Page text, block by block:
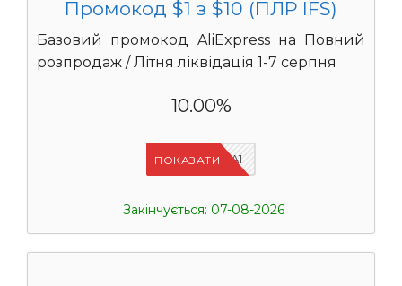
Промокод $1 з $10 (ПЛР IFS)
Базовий промокод AliExpress на Повний
розпродаж / Літня ліквідація 1-7 серпня
10.00%
IFSCDUA1
ПОКАЗАТИ
Закінчується: 07-08-2026